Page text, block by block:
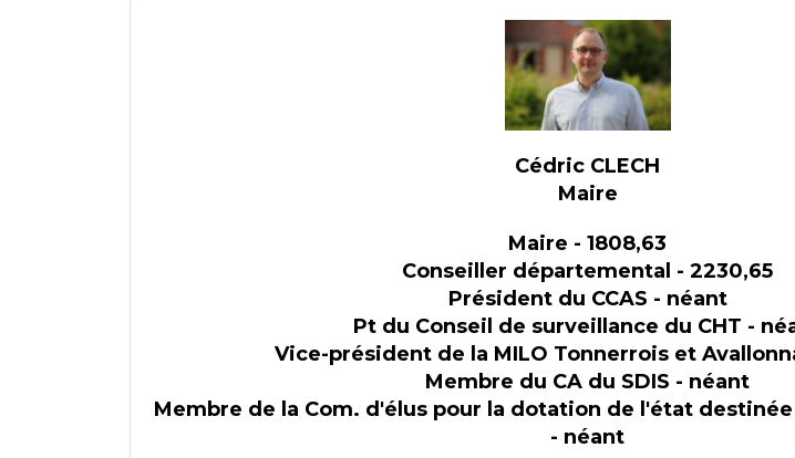
Cédric CLECH
Maire
Maire - 1808,63
Conseiller départemental - 2230,65
Président du CCAS - néant
Pt du Conseil de surveillance du CHT -
Vice-président de la MILO Tonnerrois et
Membre du CA du SDIS - néant
Membre de la Com. d'élus pour la dotation de l'état
- néant